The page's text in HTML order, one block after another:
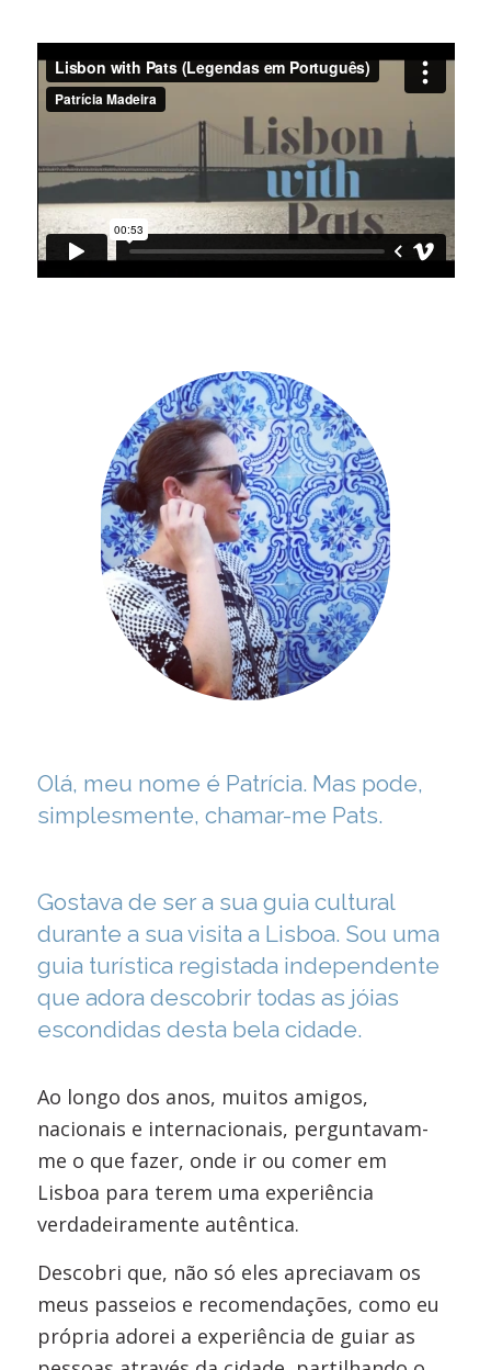
Hello
Olá, meu nome é Patrícia. Mas pode,
simplesmente, chamar-me Pats.
Gostava de ser a sua guia cultural
durante a sua visita a Lisboa. Sou uma
guia turística registada independente
que adora descobrir todas as jóias
escondidas desta bela cidade.
Ao longo dos anos, muitos amigos,
nacionais e internacionais, perguntavam-
me o que fazer, onde ir ou comer em
Lisboa para terem uma experiência
verdadeiramente autêntica.
Descobri que, não só eles apreciavam os
meus passeios e recomendações, como eu
própria adorei a experiência de guiar as